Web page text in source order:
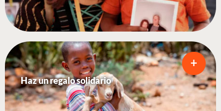
+
Haz un regalo solidario